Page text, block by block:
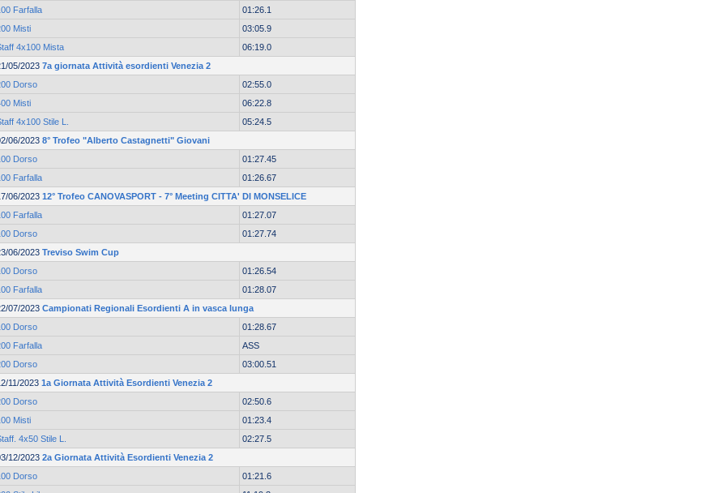
Farfalla
01:26.1
Misti
03:05.9
4x100 Mista
06:19.0
05/2023 7a giornata Attività esordienti Venezia 2
Dorso
02:55.0
Misti
06:22.8
4x100 Stile L.
05:24.5
06/2023 8° Trofeo "Alberto Castagnetti" Giovani
Dorso
01:27.45
Farfalla
01:26.67
06/2023 12° Trofeo CANOVASPORT - 7° Meeting CITTA' DI MONSELICE
Farfalla
01:27.07
Dorso
01:27.74
06/2023 Treviso Swim Cup
Dorso
01:26.54
Farfalla
01:28.07
07/2023 Campionati Regionali Esordienti A in vasca lunga
Dorso
01:28.67
Farfalla
ASS
Dorso
03:00.51
11/2023 1a Giornata Attività Esordienti Venezia 2
Dorso
02:50.6
Misti
01:23.4
4x50 Stile L.
02:27.5
12/2023 2a Giornata Attività Esordienti Venezia 2
Dorso
01:21.6